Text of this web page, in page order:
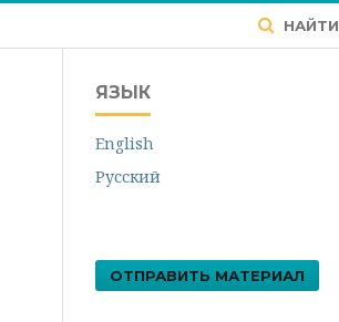
НАЙТИ
ЯЗЫК
English
Русский
ОТПРАВИТЬ МАТЕРИАЛ